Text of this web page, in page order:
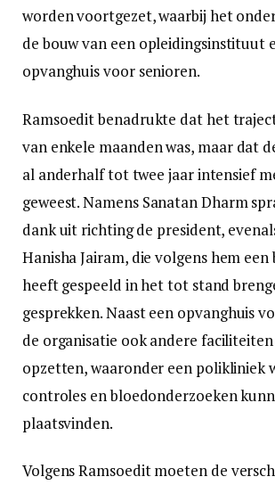
worden voortgezet, waarbij het
de bouw van een opleidingsinstituut
opvanghuis voor senioren.
Ramsoedit benadrukte dat het
van enkele maanden was, maar dat
al anderhalf tot twee jaar intensief
geweest. Namens Sanatan Dharm
dank uit richting de president,
Hanisha Jairam, die volgens hem
heeft gespeeld in het tot stand
gesprekken. Naast een opvanghuis
de organisatie ook andere
opzetten, waaronder een polikliniek
controles en bloedonderzoeken
plaatsvinden.
Volgens Ramsoedit moeten de